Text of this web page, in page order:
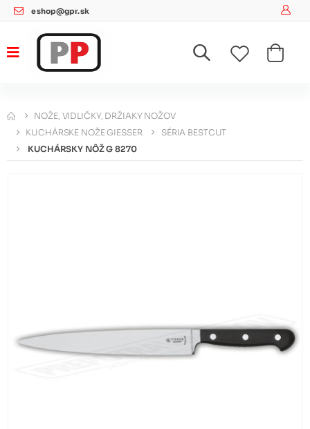
eshop@gpr.sk
NOŽE, VIDLIČKY, DRŽIAKY NOŽOV
KUCHÁRSKE NOŽE GIESSER
SÉRIA BESTCUT
KUCHÁRSKY NÔŽ G 8270